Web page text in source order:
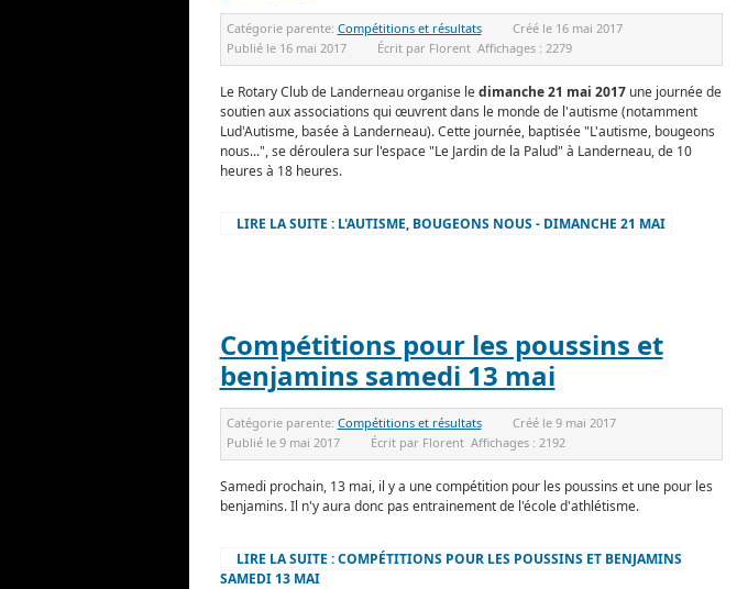
Catégorie parente: Compétitions et résultats Créé le 16 mai 2017
Publié le 16 mai 2017 Écrit par Florent Affichages : 2279
Le Rotary Club de Landerneau organise ledimanche 21 mai 2017 une journée de
soutien aux associations qui œuvrent dans le monde de l'autisme (notamment
Lud'Autisme, basée à Landerneau). Cette journée, baptisée "L'autisme, bougeons
nous...", se déroulera sur l'espace "Le Jardin de la Palud" à Landerneau, de 10
heures à 18 heures.
LIRE LA SUITE : L'AUTISME, BOUGEONS NOUS - DIMANCHE 21 MAI
Compétitions pour les poussins et
benjamins samedi 13 mai
Catégorie parente: Compétitions et résultats Créé le 9 mai 2017
Publié le 9 mai 2017 Écrit par Florent Affichages : 2192
Samedi prochain, 13 mai, il y a une compétition pour les poussins et une pour les
benjamins. Il n'y aura donc pas entrainement de l'école d'athlétisme.
LIRE LA SUITE : COMPÉTITIONS POUR LES POUSSINS ET BENJAMINS
SAMEDI 13 MAI